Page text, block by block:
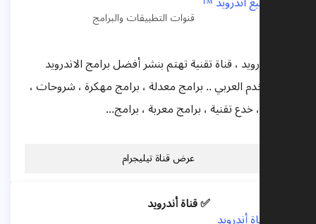
قنوات التطبيقات والبرامج
ربيع اندرويد ، قناة تقنية تهتم بنشر أفضل برامج الاندرويد
للمستخدم العربي .. برامج معدلة ، برامج مهكرة ، شروحات ،
نصائح ، خدع تقنية ، برامج معربة ، برامج...
عرض قناة تيليجرام
✅ قناة أندرويد